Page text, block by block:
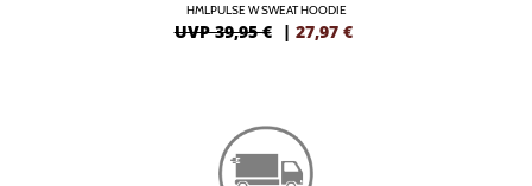
HMLPULSE W SWEAT HOODIE
UVP 39,95 € | 27,97 €